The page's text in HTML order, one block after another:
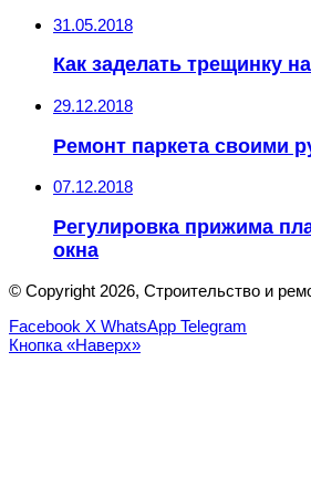
31.05.2018
Как заделать трещинку
29.12.2018
Ремонт паркета своими
07.12.2018
Регулировка прижима
окна
© Copyright 2026, Строительство и
Facebook X WhatsApp Telegram
Кнопка «Наверх»